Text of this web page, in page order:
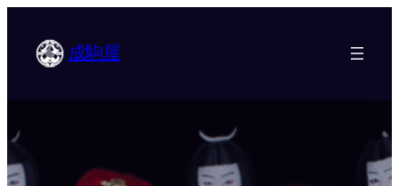
成駒屋